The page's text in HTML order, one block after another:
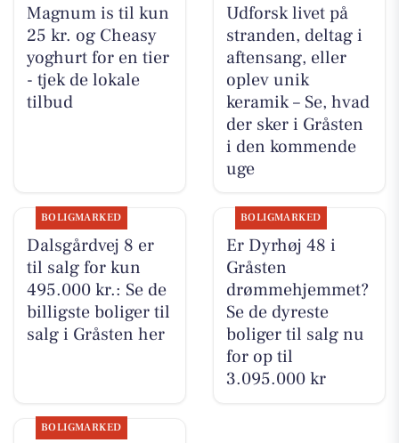
Magnum is til kun
25 kr. og Cheasy
yoghurt for en tier
- tjek de lokale
tilbud
Udforsk livet på
stranden, deltag i
aftensang, eller
oplev unik
keramik – Se, hvad
der sker i Gråsten
i den kommende
uge
BOLIGMARKED
Dalsgårdvej 8 er
til salg for kun
495.000 kr.: Se de
billigste boliger til
salg i Gråsten her
BOLIGMARKED
Er Dyrhøj 48 i
Gråsten
drømmehjemmet?
Se de dyreste
boliger til salg nu
for op til
3.095.000 kr
BOLIGMARKED